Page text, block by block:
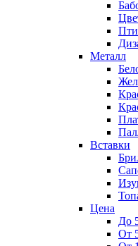
Металл
Вставки
Цена
До
От